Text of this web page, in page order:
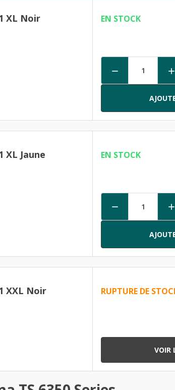
XL Noir EN STOCK
 
XL Jaune EN STOCK
 
XXL Noir RUPTURE DE
VOIR